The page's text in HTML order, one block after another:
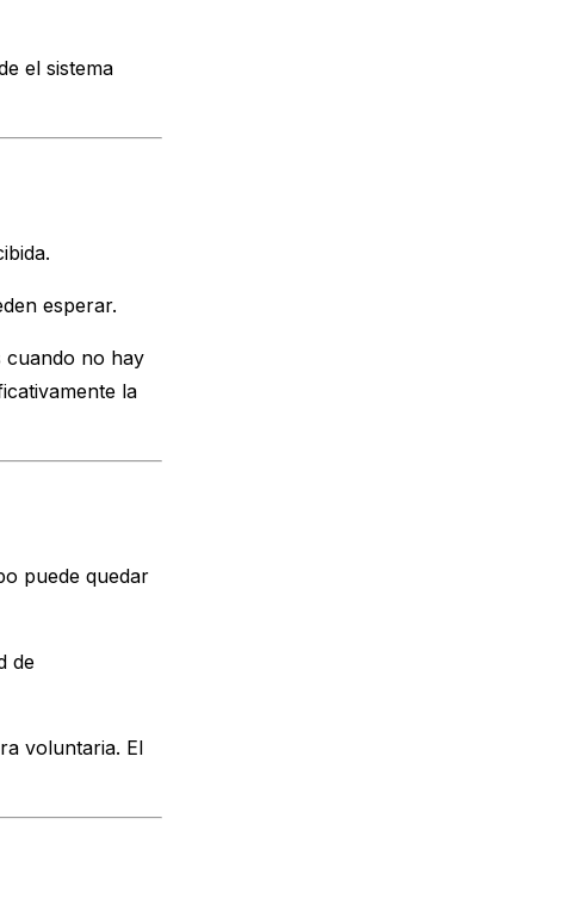
el sistema
esperar.
cuando no hay
la
puede quedar
de
voluntaria. El